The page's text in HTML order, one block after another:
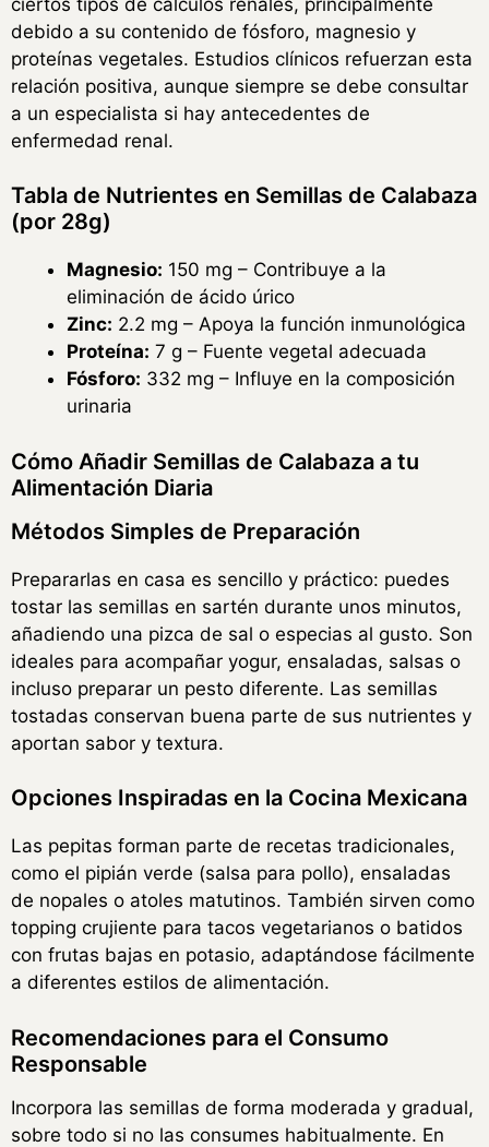
debido a su contenido de fósforo, magnesio y
proteínas vegetales. Estudios clínicos refuerzan esta
relación positiva, aunque siempre se debe consultar
a un especialista si hay antecedentes de
enfermedad renal.
Tabla de Nutrientes en Semillas de Calabaza
(por 28g)
Magnesio: 150 mg – Contribuye a la
eliminación de ácido úrico
Zinc: 2.2 mg – Apoya la función inmunológica
Proteína: 7 g – Fuente vegetal adecuada
Fósforo: 332 mg – Influye en la composición
urinaria
Cómo Añadir Semillas de Calabaza a tu
Alimentación Diaria
Métodos Simples de Preparación
Prepararlas en casa es sencillo y práctico: puedes
tostar las semillas en sartén durante unos minutos,
añadiendo una pizca de sal o especias al gusto. Son
ideales para acompañar yogur, ensaladas, salsas o
incluso preparar un pesto diferente. Las semillas
tostadas conservan buena parte de sus nutrientes y
aportan sabor y textura.
Opciones Inspiradas en la Cocina Mexicana
Las pepitas forman parte de recetas tradicionales,
como el pipián verde (salsa para pollo), ensaladas
de nopales o atoles matutinos. También sirven como
topping crujiente para tacos vegetarianos o batidos
con frutas bajas en potasio, adaptándose fácilmente
a diferentes estilos de alimentación.
Recomendaciones para el Consumo
Responsable
Incorpora las semillas de forma moderada y gradual,
sobre todo si no las consumes habitualmente. En